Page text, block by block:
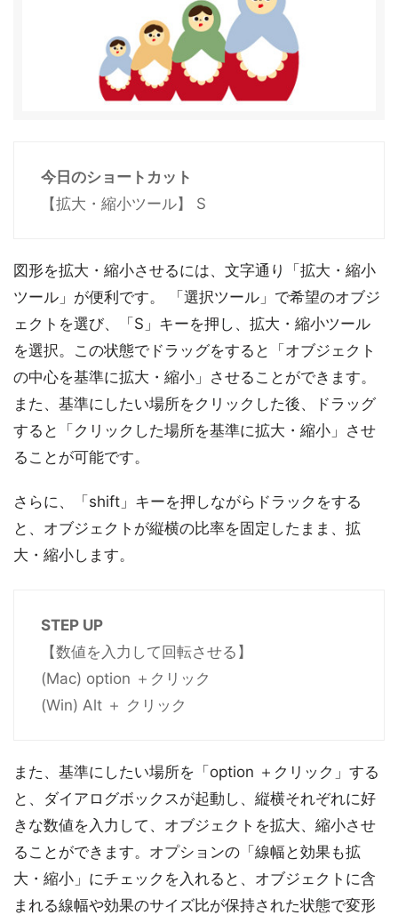
今日のショートカット
【拡大・縮小ツール】 S
図形を拡大・縮小させるには、文字通り「拡大・縮小
ツール」が便利です。 「選択ツール」で希望のオブジ
ェクトを選び、「S」キーを押し、拡大・縮小ツール
を選択。この状態でドラッグをすると「オブジェクト
の中心を基準に拡大・縮小」させることができます。
また、基準にしたい場所をクリックした後、ドラッグ
すると「クリックした場所を基準に拡大・縮小」させ
ることが可能です。
さらに、「shift」キーを押しながらドラックをする
と、オブジェクトが縦横の比率を固定したまま、拡
大・縮小します。
STEP UP
【数値を入力して回転させる】
(Mac) option ＋クリック
(Win) Alt ＋ クリック
また、基準にしたい場所を「option ＋クリック」する
と、ダイアログボックスが起動し、縦横それぞれに好
きな数値を入力して、オブジェクトを拡大、縮小させ
ることができます。オプションの「線幅と効果も拡
大・縮小」にチェックを入れると、オブジェクトに含
まれる線幅や効果のサイズ比が保持された状態で変形